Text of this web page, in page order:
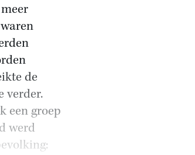
de
verder.
een groep
werd